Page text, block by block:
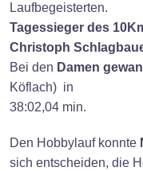
Laufbegeisterten.
Tagessieger des
Christoph
Bei den Damen
Köflach) in
38:02,04 min.
Den Hobbylauf konnte
sich entscheiden, die